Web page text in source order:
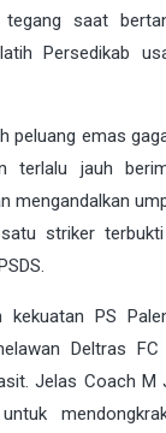
tegang saat
Persedikab
peluang emas
terlalu jauh
mengandalkan
striker
kekuatan PS
Deltras
Jelas Coach M